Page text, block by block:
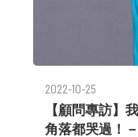
2022-10-25
【顧問專訪】
角落都哭過！